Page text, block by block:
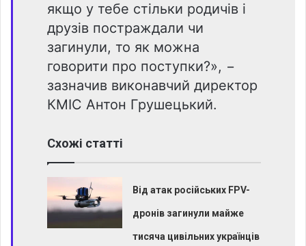
якщо у тебе стільки родичів і
друзів постраждали чи
загинули, то як можна
говорити про поступки?», −
зазначив виконавчий директор
КМІС Антон Грушецький.
Схожі статті
Від атак російських FPV-
дронів загинули майже
тисяча цивільних українців